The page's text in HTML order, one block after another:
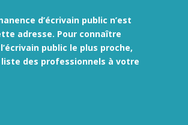
d’écrivain public n’est
adresse. Pour connaître
public le plus proche,
des professionnels à votre